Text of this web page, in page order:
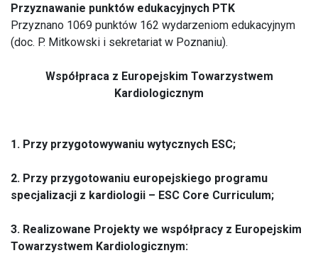
Przyznawanie punktów edukacyjnych PTK
Przyznano 1069 punktów 162 wydarzeniom edukacyjnym
(doc. P. Mitkowski i sekretariat w Poznaniu).
Współpraca z Europejskim Towarzystwem
Kardiologicznym
1. Przy przygotowywaniu wytycznych ESC;
2. Przy przygotowaniu europejskiego programu
specjalizacji z kardiologii – ESC Core Curriculum;
3. Realizowane Projekty we współpracy z Europejskim
Towarzystwem Kardiologicznym: